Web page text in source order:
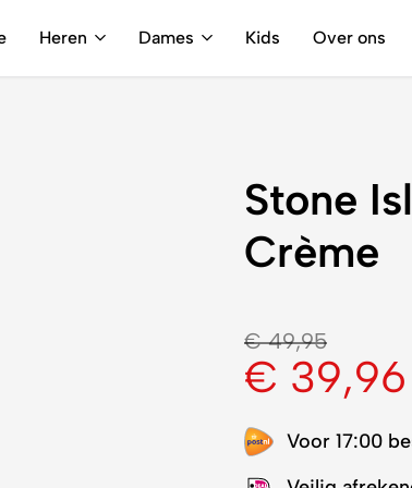
Heren Dames Kids Over ons
Stone
Crème
€49,95
€ 39,96
Voor 17:00